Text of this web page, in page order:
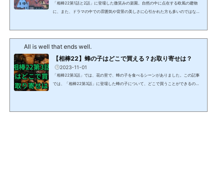
「相棒22第1話と2話」に登場した微笑みの楽園。自然の中に点在する欧風の建物
に、また、ドラマの中での雰囲気や背景の美しさに心引かれた方も多いのではない
ケ地は、群馬県前橋市の林牧場です。林牧場はどんな会社？ 群馬県前橋市の林牧場
All is well that ends well.
【相棒22】蜂の子はどこで買える？お取り寄せは？
2023-11-01
「相棒22第3話」では、花の里で、蜂の子を食べるシーンがありました。この記事
では、「相棒22第3話」に登場した蜂の子について、どこで買うことができるの